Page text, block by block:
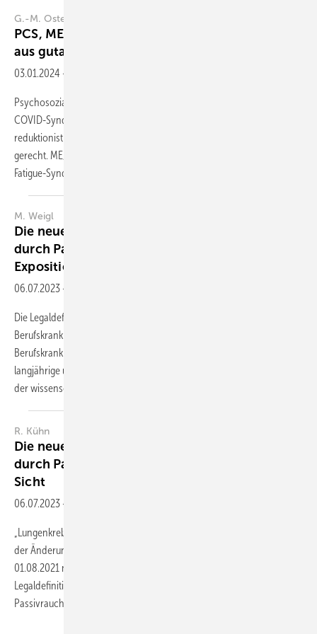
G.-M. Ostendorf
PCS, ME/CFS, PEM – kritische Anmerkungen
aus gutachtlicher
03.01.2024 -
Psychosoziale Faktoren sind von besonderer Bedeutung für das Post-
COVID-Syndrom (PCS); eine rein somatische Sichtweise ist zu
reduktionistisch und wird dem komplexen Krankheitsbild nicht
gerecht. ME/CFS (Myalgische Enzephalomyelitis / Chronisches
Fatigue-Syndrom) mit
M. Weigl
Die neue Berufskrankheit 4116 „Lungenkrebs
durch Passivrauchen“ – erste Erfahrungen zur
Expositionsbeurteilung
06.07.2023 -
Die Legaldefinition der seit dem 01.08.2021 in den Anhang der
Berufskrankheiten-Verordnung aufgenommenen neuen
Berufskrankheit „Lungenkrebs durch Passivrauchen“ fordert eine
langjährige und intensive Passivrauchexposition. Diese Dosis wird in
der wissenschaftlichen Begründung
R. Kühn
Die neue Berufskrankheit 4116 „Lungenkrebs
durch ­Passivrauchen“ aus arbeitsmedizinischer
Sicht
06.07.2023 -
„Lungenkrebs durch Passivrauchen“ wurde unter der Ziffer 4116 mit
der Änderung der Berufskrankheiten-Verordnung (BKV) zum
01.08.2021 neu im Anhang der BKV als Berufskrankheit gelistet. Die
Legaldefinition lautet: „Lungenkrebs nach langjähriger und intensiver
Passivrauchexposition...